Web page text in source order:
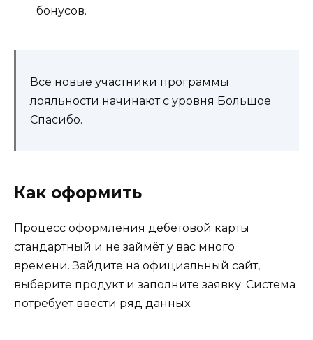
бонусов.
Все новые участники программы
лояльности начинают с уровня Большое
Спасибо.
Как оформить
Процесс оформления дебетовой карты
стандартный и не займёт у вас много
времени. Зайдите на официальный сайт,
выберите продукт и заполните заявку. Система
потребует ввести ряд данных.